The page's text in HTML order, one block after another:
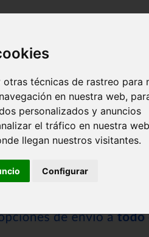
otras técnicas de rastreo para
en nuestra web,
personalizados y anuncios
el tráfico en nuestra
llegan nuestros visitantes.
Configurar